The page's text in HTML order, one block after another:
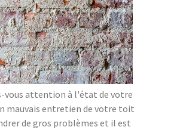
vous attention à l'état de votre
mauvais entretien de votre toit
de gros problèmes et il est